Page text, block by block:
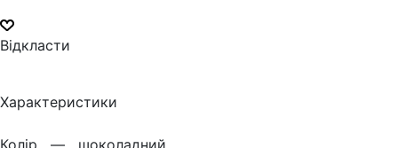
Відкласти
Характеристики